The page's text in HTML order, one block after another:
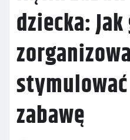
dziecka: Jak
zabawę